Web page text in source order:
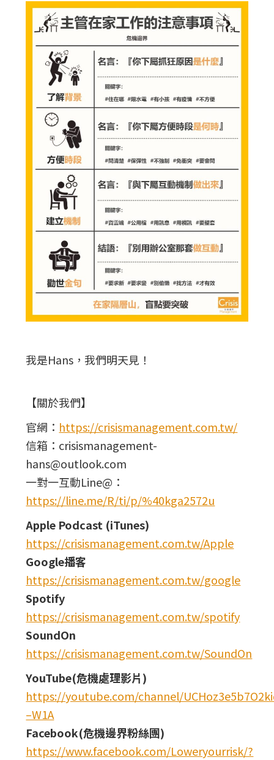
我是Hans，我們明天見！
【關於我們】
官網： https://crisismanagement.com.tw/
信箱：crisismanagement-
hans@outlook.com
一對一互動Line@：
https://line.me/R/ti/p/%40kga2572u
Apple Podcast (iTunes)
https://crisismanagement.com.tw/Apple
Google播客
https://crisismanagement.com.tw/google
Spotify
https://crisismanagement.com.tw/spotify
SoundOn
https://crisismanagement.com.tw/SoundOn
YouTube(危機處理影片)
https://youtube.com/channel/
–W1A
Facebook(危機邊界粉絲團)
https://www.facebook.com/Loweryourrisk/?